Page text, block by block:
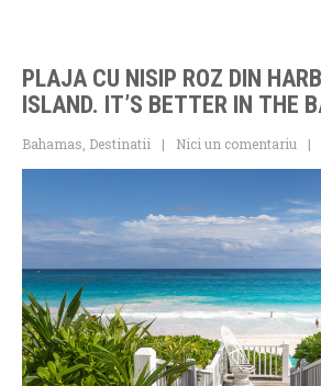
PLAJA CU NISIP ROZ DIN
ISLAND. IT’S BETTER IN THE
Bahamas Destinatii Nici un comentariu